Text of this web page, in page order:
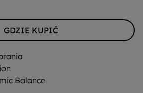
GDZIE KUPIĆ
Balance